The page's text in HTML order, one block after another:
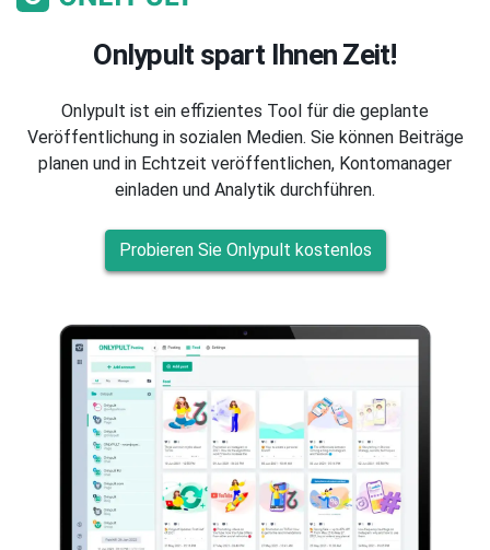
Onlypult spart Ihnen Zeit!
Onlypult ist ein effizientes Tool für die geplante
Veröffentlichung in sozialen Medien. Sie können Beiträge
planen und in Echtzeit veröffentlichen, Kontomanager
einladen und Analytik durchführen.
Probieren Sie Onlypult kostenlos